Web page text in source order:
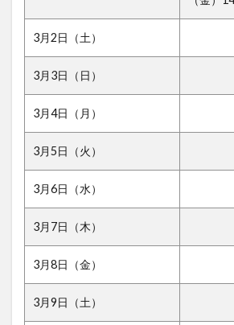
3月2日（土）
3月3日（日）
3月4日（月）
3月5日（火）
3月6日（水）
3月7日（木）
3月8日（金）
3月9日（土）